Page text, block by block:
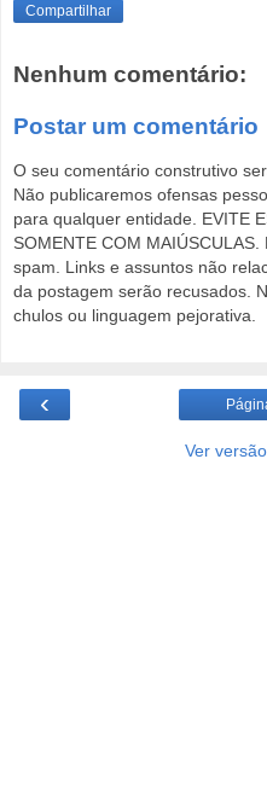
Compartilhar
Nenhum comentário:
Postar um comentário
O seu comentário construtivo
Não publicaremos ofensas
para qualquer entidade. EVITE
SOMENTE COM MAIÚSCULAS.
spam. Links e assuntos não
da postagem serão recusados.
chulos ou linguagem pejorativa.
‹
Ver